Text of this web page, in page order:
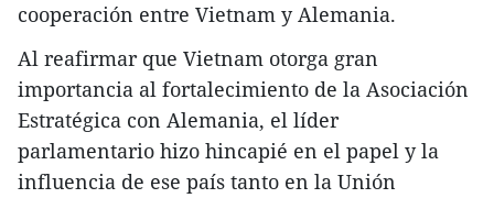
cooperación entre Vietnam y Alemania.
Al reafirmar que Vietnam otorga gran
importancia al fortalecimiento de la Asociación
Estratégica con Alemania, el líder
parlamentario hizo hincapié en el papel y la
influencia de ese país tanto en la Unión